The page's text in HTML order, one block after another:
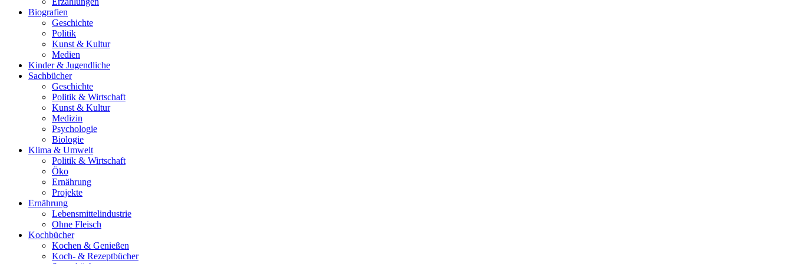
Biografien
Geschichte
Politik
Kunst & Kultur
Medien
Kinder & Jugendliche
Sachbücher
Geschichte
Politik & Wirtschaft
Kunst & Kultur
Medizin
Psychologie
Biologie
Klima & Umwelt
Politik & Wirtschaft
Öko
Ernährung
Projekte
Ernährung
Lebensmittelindustrie
Ohne Fleisch
Kochbücher
Kochen & Genießen
Koch- & Rezeptbücher